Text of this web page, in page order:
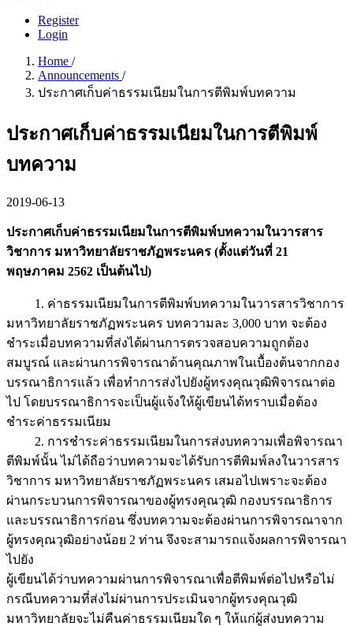
Register
Login
Home /
Announcements /
ประกาศเก็บค่าธรรมเนียมในการตีพิมพ์บทความ
ประกาศเก็บค่าธรรมเนียมในการตีพิมพ์
บทความ
2019-06-13
ประกาศเก็บค่าธรรมเนียมในการตีพิมพ์บทความในวารสาร
วิชาการ มหาวิทยาลัยราชภัฏพระนคร (ตั้งแต่วันที่ 21
พฤษภาคม 2562 เป็นต้นไป)
1. ค่าธรรมเนียมในการตีพิมพ์บทความในวารสารวิชาการ
มหาวิทยาลัยราชภัฏพระนคร บทความละ 3,000 บาท จะต้อง
ชำระเมื่อบทความที่ส่งได้ผ่านการตรวจสอบความถูกต้อง
สมบูรณ์ และผ่านการพิจารณาด้านคุณภาพในเบื้องต้นจากกอง
บรรณาธิการแล้ว เพื่อทำการส่งไปยังผู้ทรงคุณวุฒิพิจารณาต่อ
ไป โดยบรรณาธิการจะเป็นผู้แจ้งให้ผู้เขียนได้ทราบเมื่อต้อง
ชำระค่าธรรมเนียม
2. การชำระค่าธรรมเนียมในการส่งบทความเพื่อพิจารณา
ตีพิมพ์นั้น ไม่ได้ถือว่าบทความจะได้รับการตีพิมพ์ลงในวารสาร
วิชาการ มหาวิทยาลัยราชภัฏพระนคร เสมอไปเพราะจะต้อง
ผ่านกระบวนการพิจารณาของผู้ทรงคุณวุฒิ กองบรรณาธิการ
และบรรณาธิการก่อน ซึ่งบทความจะต้องผ่านการพิจารณาจาก
ผู้ทรงคุณวุฒิอย่างน้อย 2 ท่าน จึงจะสามารถแจ้งผลการพิจารณา
ไปยัง
ผู้เขียนได้ว่าบทความผ่านการพิจารณาเพื่อตีพิมพ์ต่อไปหรือไม่
กรณีบทความที่ส่งไม่ผ่านการประเมินจากผู้ทรงคุณวุฒิ
มหาวิทยาลัยจะไม่คืนค่าธรรมเนียมใด ๆ ให้แก่ผู้ส่งบทความ